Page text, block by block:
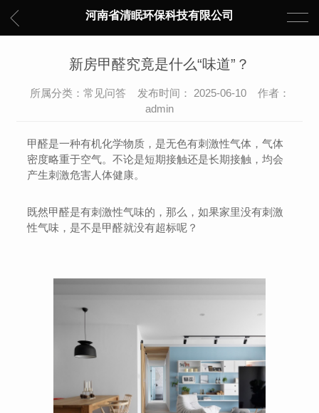
河南省清眠环保科技有限公司
新房甲醛究竟是什么“味道”？
所属分类：常见问答 发布时间： 2025-06-10 作者：
admin
甲醛是一种有机化学物质，是无色有刺激性气体，气体
密度略重于空气。不论是短期接触还是长期接触，均会
产生刺激危害人体健康。
既然甲醛是有刺激性气味的，那么，如果家里没有刺激
性气味，是不是甲醛就没有超标呢？